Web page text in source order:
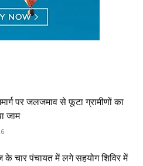
पर जलजमाव से फूटा ग्रामीणों का
जाम
के चार पंचायत में लगे सहयोग शिविर में